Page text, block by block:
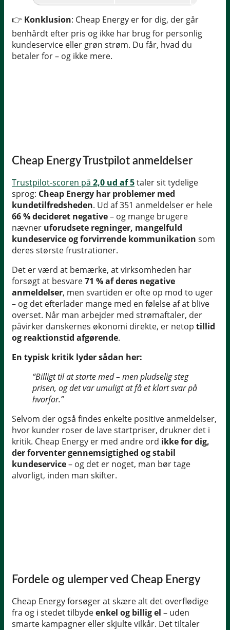
👉 Konklusion: Cheap Energy er for dig, der går
benhårdt efter pris og ikke har brug for personlig
kundeservice eller grøn strøm. Du får, hvad du
betaler for – og ikke mere.
Cheap Energy Trustpilot anmeldelser
Trustpilot-scoren på 2,0 ud af 5taler sit tydelige
sprog: Cheap Energy har problemer med
kundetilfredsheden. Ud af 351 anmeldelser er hele
66 % decideret negative– og mange brugere
nævner uforudsete regninger, mangelfuld
kundeservice og forvirrende kommunikation som
deres største frustrationer.
Det er værd at bemærke, at virksomheden har
forsøgt at besvare71 % af deres negative
anmeldelser, men svartiden er ofte op mod to uger
– og det efterlader mange med en følelse af at blive
overset. Når man arbejder med strømaftaler, der
påvirker danskernes økonomi direkte, er netop tillid
og reaktionstid afgørende.
En typisk kritik lyder sådan her:
“Billigt til at starte med – men pludselig steg
prisen, og det var umuligt at få et klart svar på
hvorfor.”
Selvom der også findes enkelte positive anmeldelser,
hvor kunder roser de lave startpriser, drukner det i
kritik. Cheap Energy er med andre ord ikke for dig,
der forventer gennemsigtighed og stabil
kundeservice– og det er noget, man bør tage
alvorligt, inden man skifter.
Fordele og ulemper ved Cheap Energy
Cheap Energy forsøger at skære alt det overflødige
fra og i stedet tilbydeenkel og billig el – uden
smarte kampagner eller skjulte vilkår. Det tiltaler